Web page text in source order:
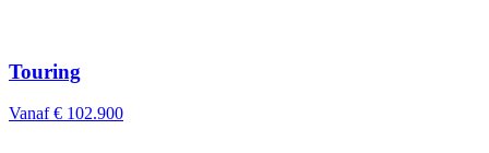
Touring
Vanaf € 102.900